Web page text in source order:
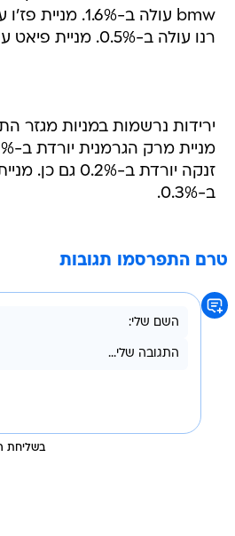
רנו עולה ב-0.5%. מניית פיאט עולה ב-0.9%.
ירידות נרשמות במניות מגזר
זנקה יורדת ב-
ב-0.3%.
טרם התפרסמו תגובות
בשליחת